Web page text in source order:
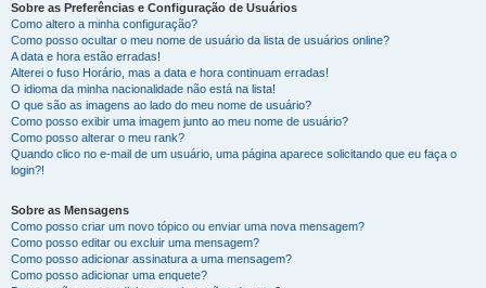
Sobre as Preferências e Configuração de Usuários
Como altero a minha configuração?
Como posso ocultar o meu nome de usuário da lista de usuários online?
A data e hora estão erradas!
Alterei o fuso Horário, mas a data e hora continuam erradas!
O idioma da minha nacionalidade não está na lista!
O que são as imagens ao lado do meu nome de usuário?
Como posso exibir uma imagem junto ao meu nome de usuário?
Como posso alterar o meu rank?
Quando clico no e-mail de um usuário, uma página aparece solicitando que eu faça o
login?!
Sobre as Mensagens
Como posso criar um novo tópico ou enviar uma nova mensagem?
Como posso editar ou excluir uma mensagem?
Como posso adicionar assinatura a uma mensagem?
Como posso adicionar uma enquete?